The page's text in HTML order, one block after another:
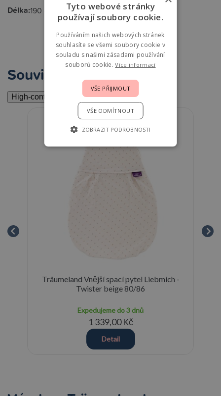
Délka:190 cm
Související
High-contrast mode
Träumeland Vnější spací pytel Liebmich -
Twister beige 80/86
Expedujeme do 3 dnů
1 339,00 Kč
Detail
Tyto webové stránky
používají soubory cookie.
Používáním našich webových stránek
souhlasíte se všemi soubory cookie v
souladu s našimi zásadami používání
souborů cookie.Více informací
VŠE PŘIJMOUT
VŠE ODMÍTNOUT
ZOBRAZIT PODROBNOSTI